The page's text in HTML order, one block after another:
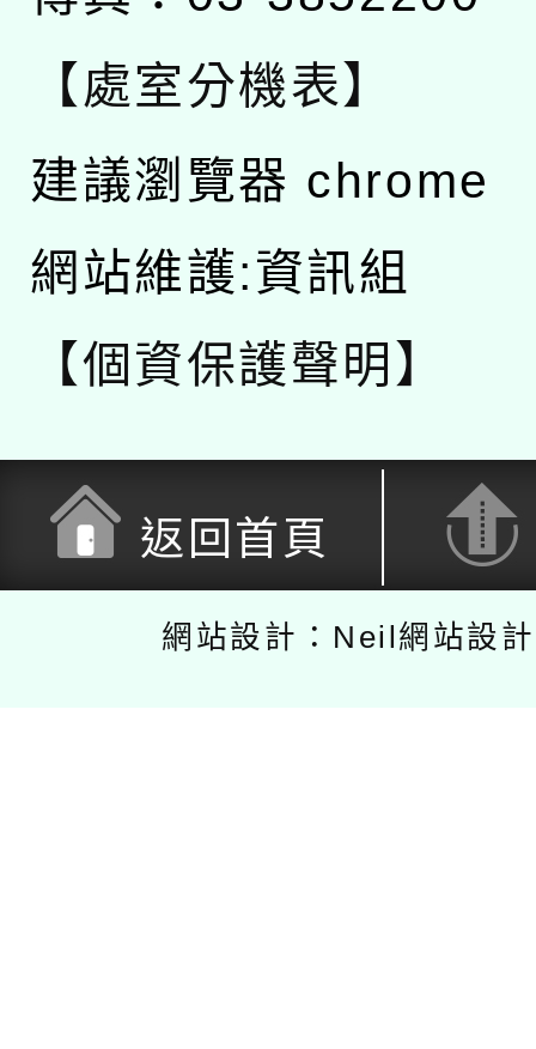
【處室分機表】
建議瀏覽器 chrome
網站維護:資訊組
【個資保護聲明】
返回首頁
網站設計：Neil網站設